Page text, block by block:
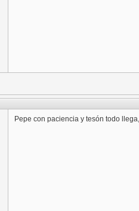
Pepe con paciencia y tesón todo